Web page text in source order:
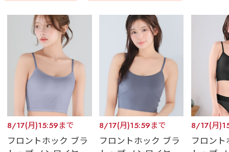
8/17(月)15:59まで
フロントホック ブラ
8/17(月)15:59まで
フロントホック ブラ
8/17(月
フロン